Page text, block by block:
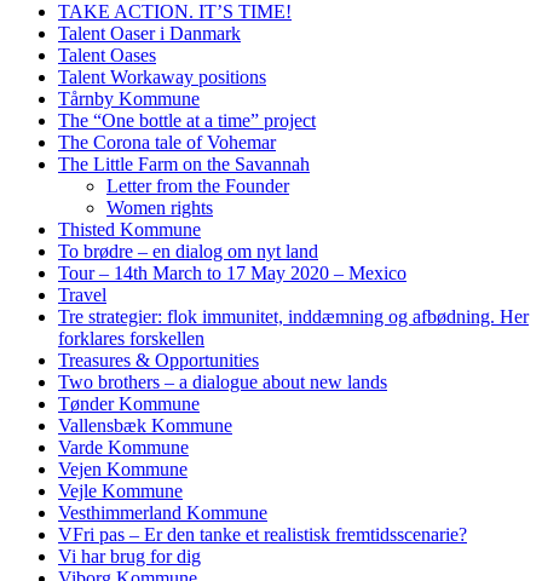
TAKE ACTION. IT’S TIME!
Talent Oaser i Danmark
Talent Oases
Talent Workaway positions
Tårnby Kommune
The “One bottle at a time” project
The Corona tale of Vohemar
The Little Farm on the Savannah
Letter from the Founder
Women rights
Thisted Kommune
To brødre – en dialog om nyt land
Tour – 14th March to 17 May 2020 – Mexico
Travel
Tre strategier: flok immunitet, inddæmning og afbødning. Her
forklares forskellen
Treasures & Opportunities
Two brothers – a dialogue about new lands
Tønder Kommune
Vallensbæk Kommune
Varde Kommune
Vejen Kommune
Vejle Kommune
Vesthimmerland Kommune
VFri pas – Er den tanke et realistisk fremtidsscenarie?
Vi har brug for dig